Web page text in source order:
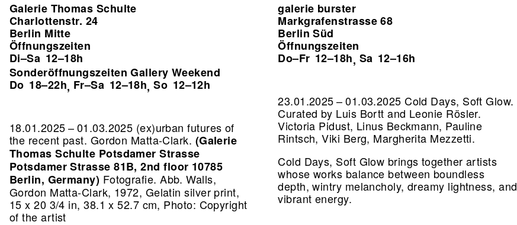
Galerie Thomas Schulte
Charlottenstr. 24
Berlin Mitte
Öffnungszeiten
Di–Sa 12–18h
Sonderöffnungszeiten Gallery Weekend
Do 18–22h, Fr–Sa 12–18h,So 12–12h
18.01.2025 – 01.03.2025 (ex)urban futures of
the recent past. Gordon Matta-Clark. (Galerie
Thomas Schulte Potsdamer Strasse
Potsdamer Strasse 81B, 2nd floor 10785
Berlin, Germany) Fotografie.Abb. Walls,
Gordon Matta-Clark, 1972, Gelatin silver print,
15 x 20 3/4 in, 38.1 x 52.7 cm, Photo: Copyright
of the artist
galerie burster
Markgrafenstrasse 68
Berlin Süd
Öffnungszeiten
Do–Fr 12–18h, Sa 12–16h
23.01.2025 – 01.03.2025 Cold Days, Soft Glow.
Curated by Luis Bortt and Leonie Rösler.
Victoria Pidust, Linus Beckmann, Pauline
Rintsch, Viki Berg, Margherita Mezzetti.
Cold Days, Soft Glow brings together artists
whose works balance between boundless
depth, wintry melancholy, dreamy lightness, and
vibrant energy.